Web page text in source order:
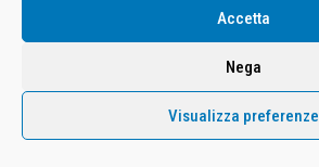
Accetta
Nega
Visualizza preferenze